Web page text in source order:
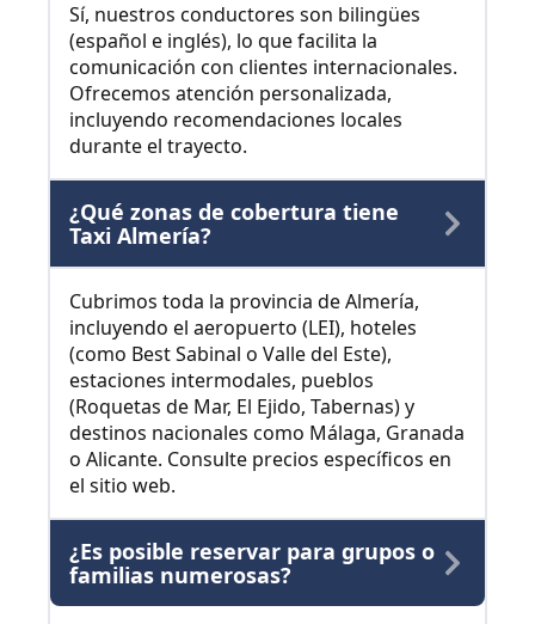
Sí, nuestros conductores son bilingües
(español e inglés), lo que facilita la
comunicación con clientes internacionales.
Ofrecemos atención personalizada,
incluyendo recomendaciones locales
durante el trayecto.
¿Qué zonas de cobertura tiene
Taxi Almería?
Cubrimos toda la provincia de Almería,
incluyendo el aeropuerto (LEI), hoteles
(como Best Sabinal o Valle del Este),
estaciones intermodales, pueblos
(Roquetas de Mar, El Ejido, Tabernas) y
destinos nacionales como Málaga, Granada
o Alicante. Consulte precios específicos en
el sitio web.
¿Es posible reservar para grupos o
familias numerosas?